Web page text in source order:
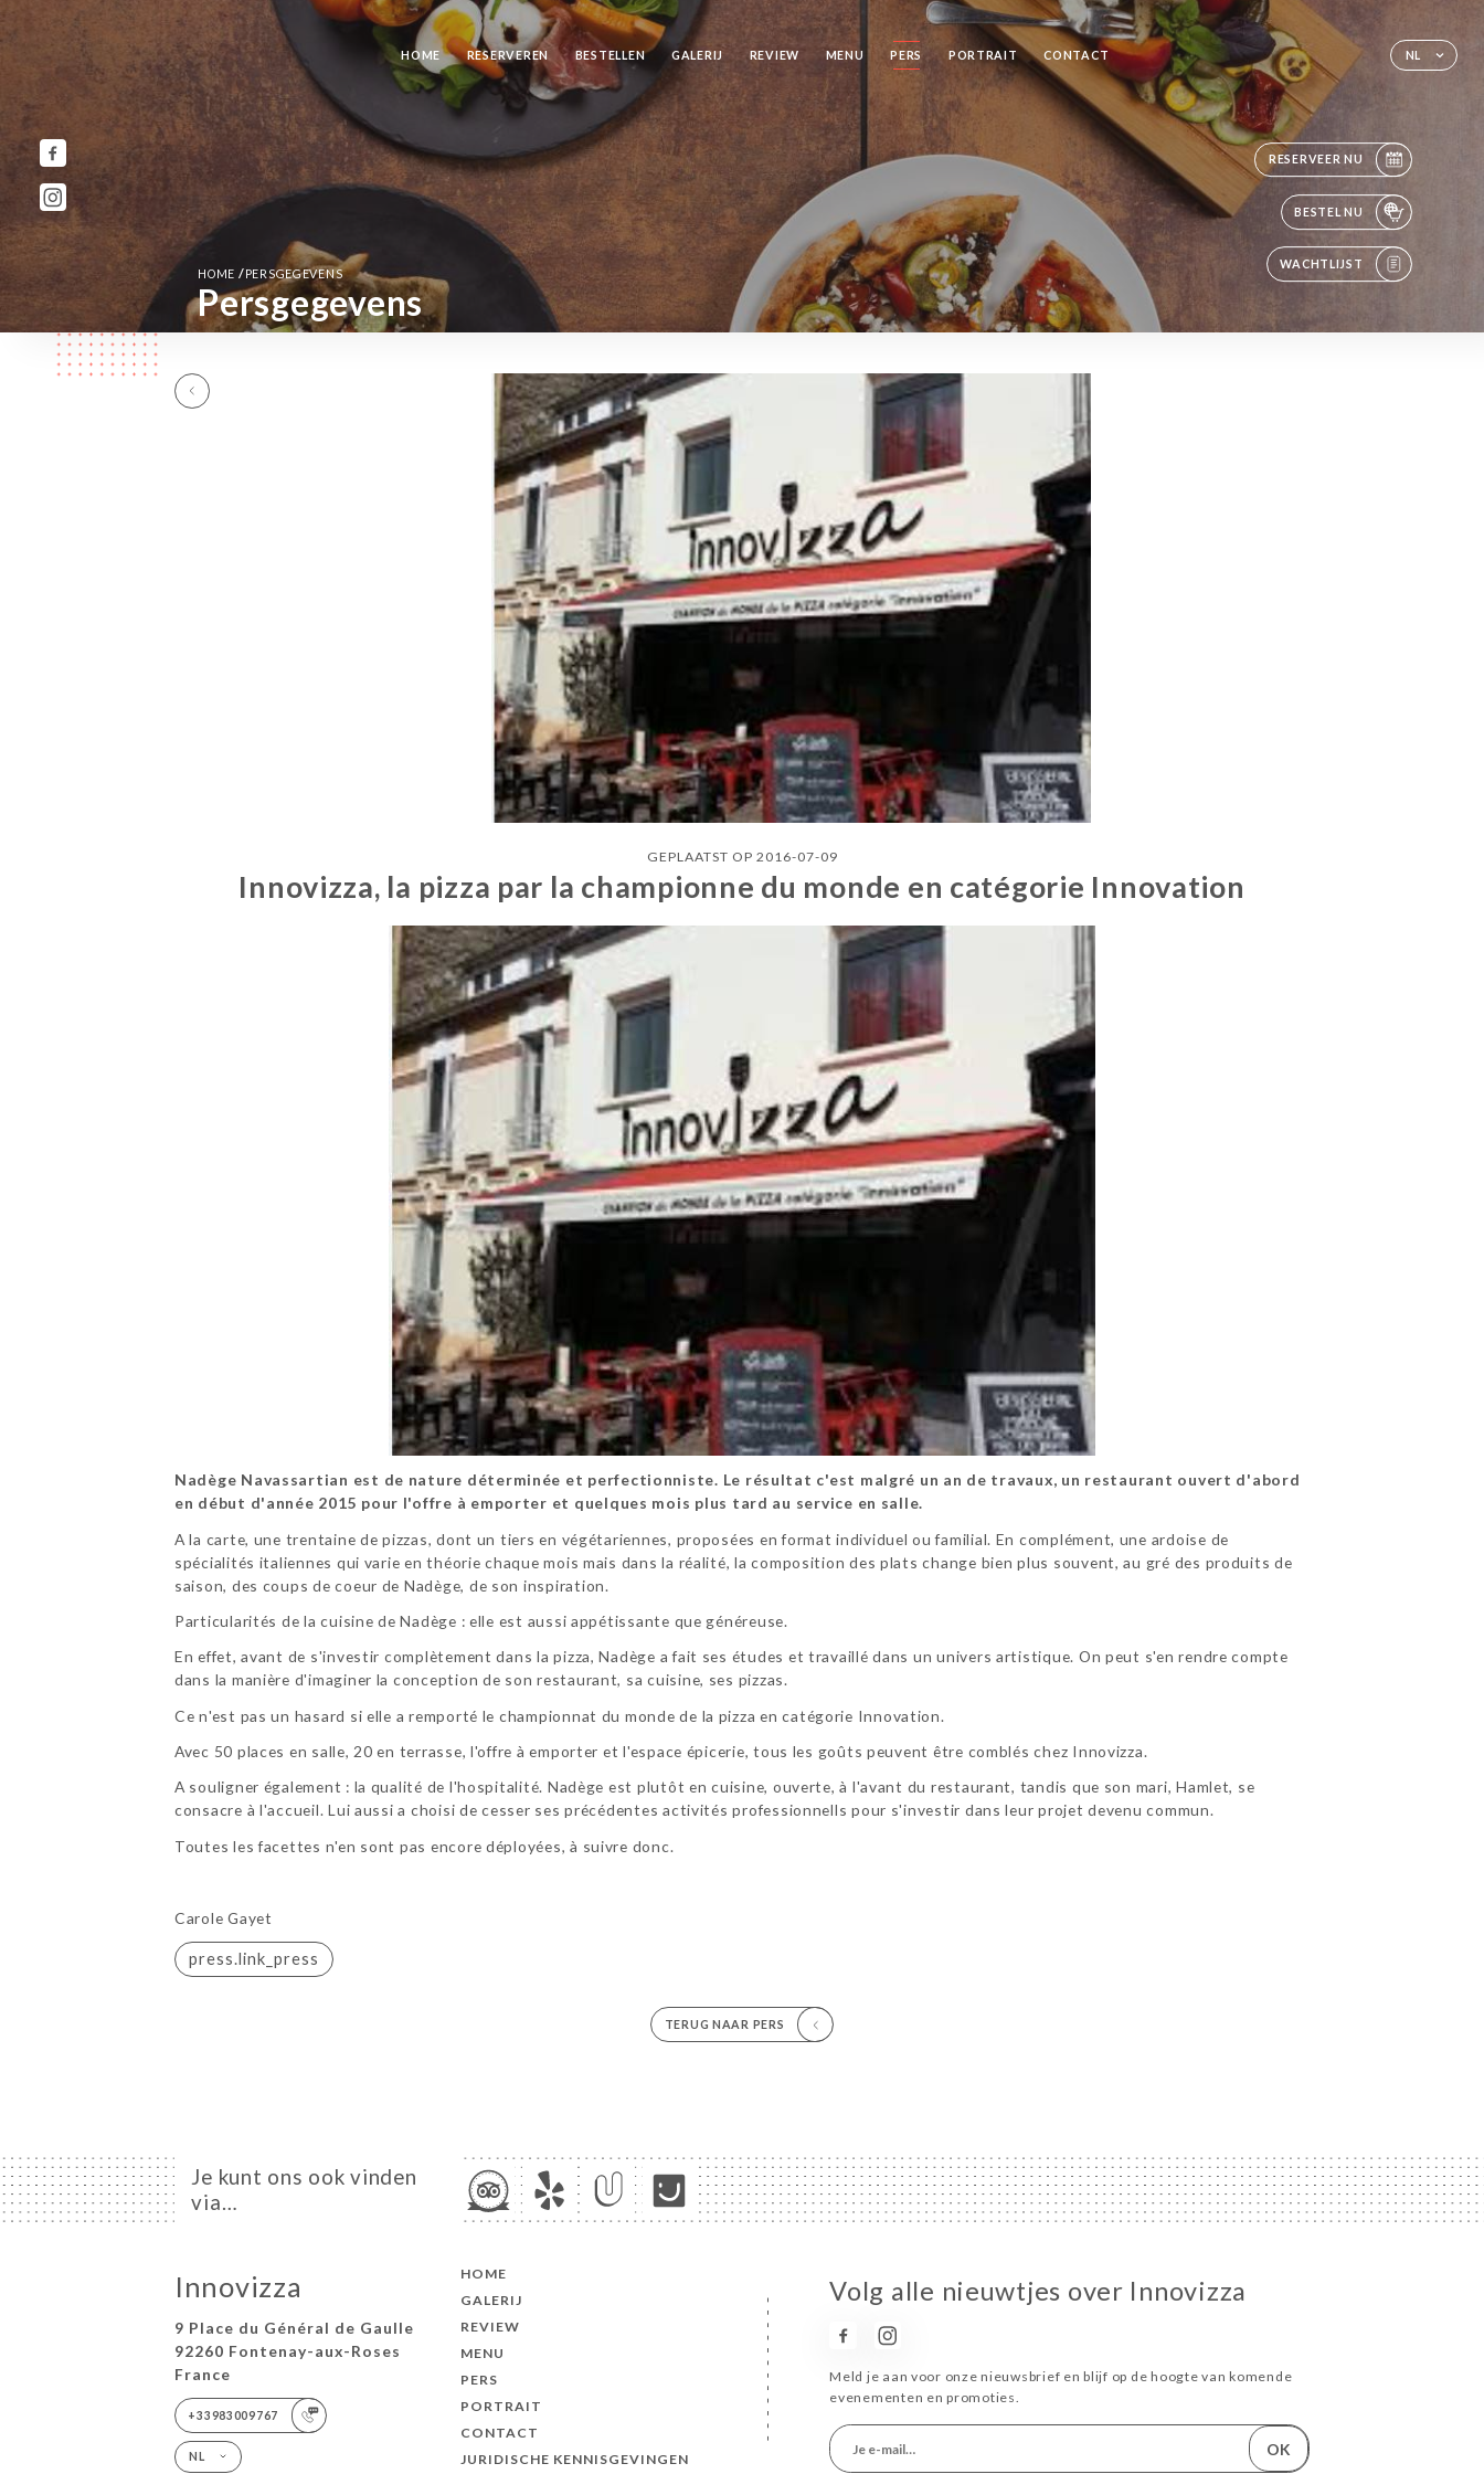
NL
HOME RESERVEREN BESTELLEN GALERIJ REVIEW MENU PERS PORTRAIT CONTACT
RESERVEER NU
BESTEL NU
WACHTLIJST
HOME / PERSGEGEVENS
Persgegevens
GEPLAATST OP 2016-07-09
Innovizza, la pizza par la championne du monde en catégorie Innovation
Nadège Navassartian est de nature déterminée et perfectionniste. Le résultat c'est malgré un an de travaux, un restaurant ouvert d'abord
en début d'année 2015 pour l'offre à emporter et quelques mois plus tard au service en salle.
A la carte, une trentaine de pizzas, dont un tiers en végétariennes, proposées en format individuel ou familial. En complément, une ardoise de
spécialités italiennes qui varie en théorie chaque mois mais dans la réalité, la composition des plats change bien plus souvent, au gré des produits de
saison, des coups de coeur de Nadège, de son inspiration.
Particularités de la cuisine de Nadège : elle est aussi appétissante que généreuse.
En effet, avant de s'investir complètement dans la pizza, Nadège a fait ses études et travaillé dans un univers artistique. On peut s'en rendre compte
dans la manière d'imaginer la conception de son restaurant, sa cuisine, ses pizzas.
Ce n'est pas un hasard si elle a remporté le championnat du monde de la pizza en catégorie Innovation.
Avec 50 places en salle, 20 en terrasse, l'offre à emporter et l'espace épicerie, tous les goûts peuvent être comblés chez Innovizza.
A souligner également : la qualité de l'hospitalité. Nadège est plutôt en cuisine, ouverte, à l'avant du restaurant, tandis que son mari, Hamlet, se
consacre à l'accueil. Lui aussi a choisi de cesser ses précédentes activités professionnells pour s'investir dans leur projet devenu commun.
Toutes les facettes n'en sont pas encore déployées, à suivre donc.
Carole Gayet
press.link_press
TERUG NAAR PERS
Je kunt ons ook vinden
via…
Innovizza
9 Place du Général de Gaulle
92260 Fontenay-aux-Roses
France
+33983009767
NL
HOME
GALERIJ
REVIEW
MENU
PERS
PORTRAIT
CONTACT
JURIDISCHE KENNISGEVINGEN
Volg alle nieuwtjes over Innovizza
Meld je aan voor onze nieuwsbrief en blijf op de hoogte van komende
evenementen en promoties.
OK